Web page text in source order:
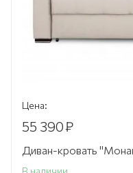
Цена:
55 390₽
Диван-кровать